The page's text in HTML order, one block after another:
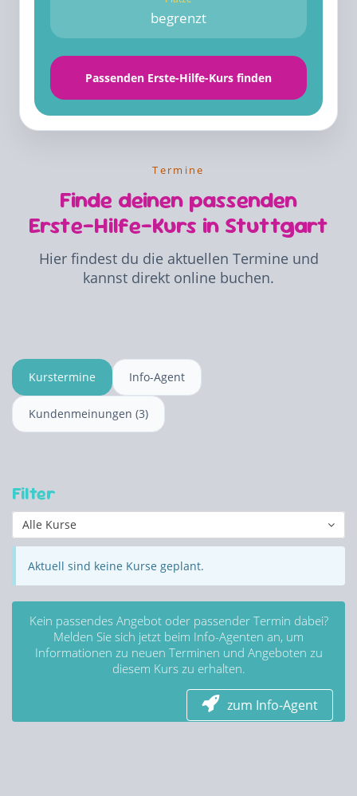
begrenzt
Passenden Erste-Hilfe-Kurs finden
Termine
Finde deinen passenden
Erste-Hilfe-Kurs in Stuttgart
Hier findest du die aktuellen Termine und
kannst direkt online buchen.
Kurstermine Info-Agent
Kundenmeinungen (3)
Filter
Alle Kurse
Aktuell sind keine Kurse geplant.
Kein passendes Angebot oder passender Termin dabei?
Melden Sie sich jetzt beim Info-Agenten an, um
Informationen zu neuen Terminen und Angeboten zu
diesem Kurs zu erhalten.
zum Info-Agent